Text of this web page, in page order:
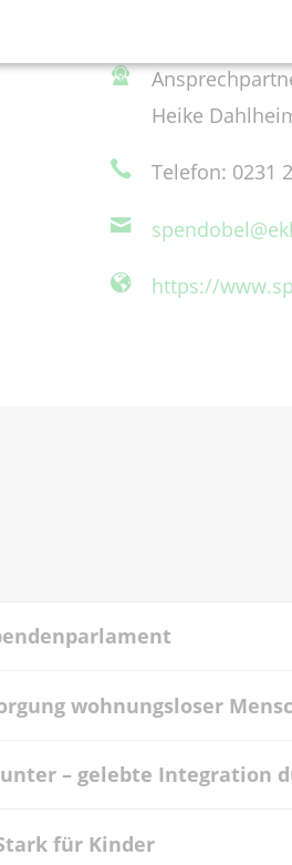
Heike
Telefon: 0231
https://
wohnungsloser
– gelebte Integration
für Kinder